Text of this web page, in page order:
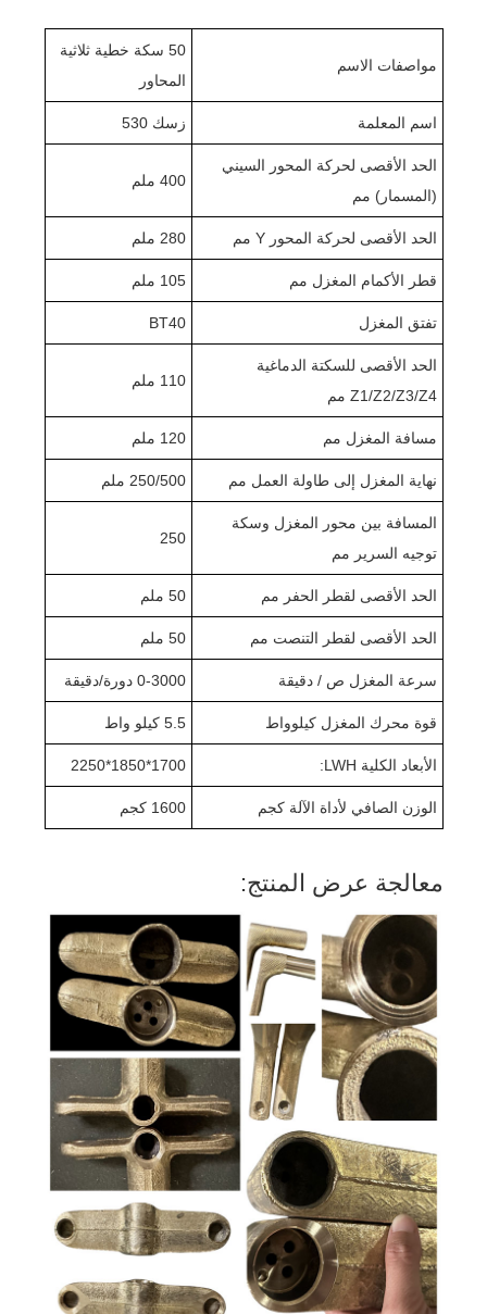
مواصفات الاسم
50 سكة خطية ثلاثية
المحاور
اسم المعلمة زسك 530
الحد الأقصى لحركة المحور السيني
(المسمار) مم
400 ملم
الحد الأقصى لحركة المحور Y مم 280 ملم
قطر الأكمام المغزل مم 105 ملم
تفتق المغزل BT40
الحد الأقصى للسكتة الدماغية
Z1/Z2/Z3/Z4 مم
110 ملم
مسافة المغزل مم 120 ملم
نهاية المغزل إلى طاولة العمل مم 250/500 ملم
المسافة بين محور المغزل وسكة
توجيه السرير مم
250
الحد الأقصى لقطر الحفر مم 50 ملم
الحد الأقصى لقطر التنصت مم 50 ملم
سرعة المغزل ص / دقيقة 0-3000 دورة/دقيقة
قوة محرك المغزل كيلوواط 5.5 كيلو واط
الأبعاد الكلية LWH: 1700*1850*2250
الوزن الصافي لأداة الآلة كجم 1600 كجم
معالجة عرض المنتج: